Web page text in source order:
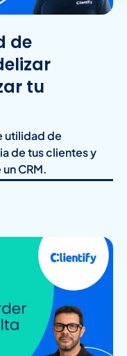
de
tu
utilidad de
de tus clientes y
CRM.